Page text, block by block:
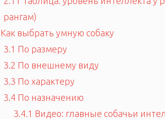
рангам)
Как выбрать умную собаку
3.1 По размеру
3.2 По внешнему виду
3.3 По характеру
3.4 По назначению
3.4.1 Видео: главные собачьи